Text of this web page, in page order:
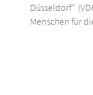
Düsseldorf“
Menschen für